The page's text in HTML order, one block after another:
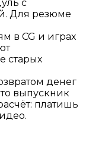
с
Для резюме
в CG и играх
старых
денег
выпускник
платишь